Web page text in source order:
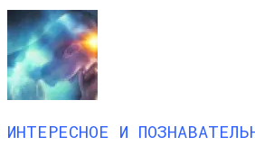
ИНТЕРЕСНОЕ И